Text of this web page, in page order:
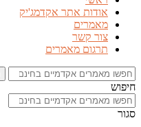
אודות אתר אקדמג'יק
מאמרים
צור קשר
תרגום מאמרים
חיפוש
סגור